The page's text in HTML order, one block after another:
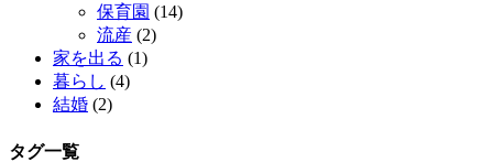
保育園 (14)
流産 (2)
家を出る (1)
暮らし (4)
結婚 (2)
タグ一覧